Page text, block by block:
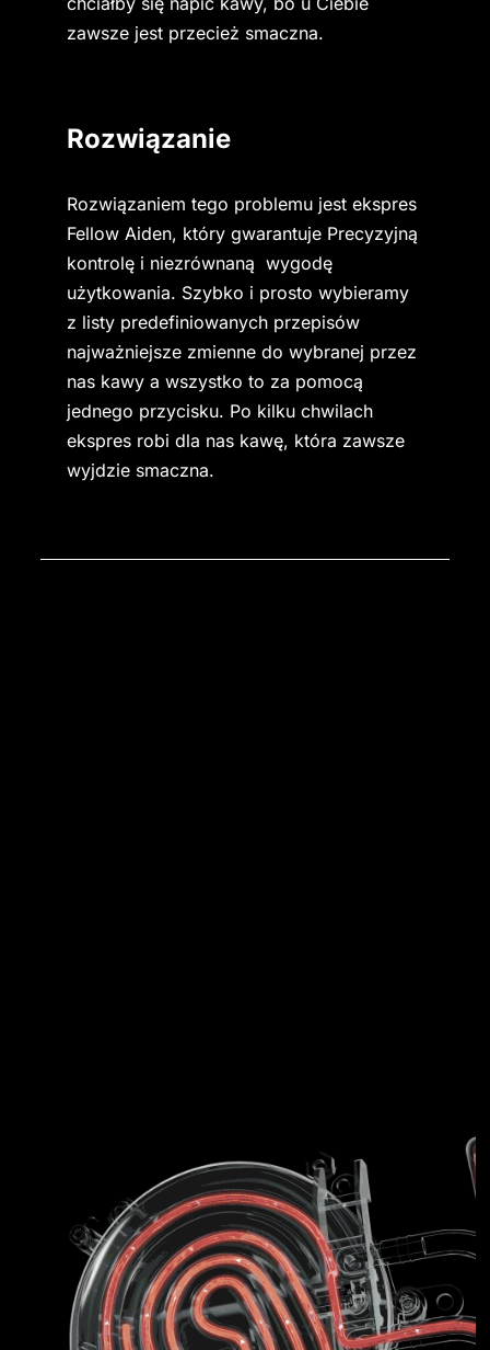
zawsze jest przecież smaczna.
Rozwiązanie
Rozwiązaniem tego problemu jest ekspres
Fellow Aiden, który gwarantuje Precyzyjną
kontrolę i niezrównaną  wygodę
użytkowania. Szybko i prosto wybieramy
z listy predefiniowanych przepisów
najważniejsze zmienne do wybranej przez
nas kawy a wszystko to za pomocą
jednego przycisku. Po kilku chwilach
ekspres robi dla nas kawę, która zawsze
wyjdzie smaczna.